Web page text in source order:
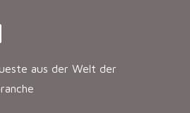
aus der Welt der